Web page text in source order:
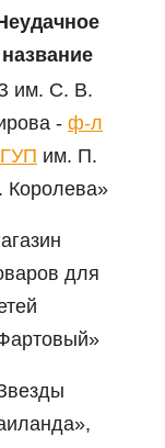
название
им. С. В.
- ф-л
им. П.
Королева»
для